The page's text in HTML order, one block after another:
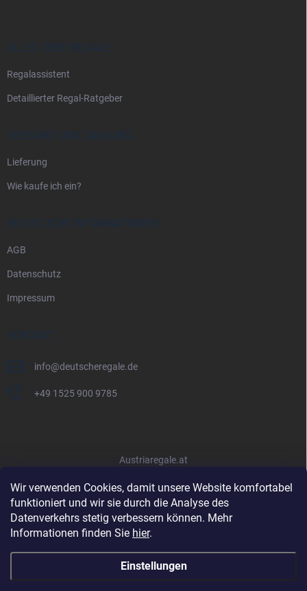
Wir verwenden Cookies, damit unsere Website komfortabel
funktioniert und wir sie durch die Analyse des
Datenverkehrs stetig verbessern können. Mehr
Informationen finden Sie hier.
Einstellungen
ALLES ÜBER REGALE
Regalassistent
Detaillierter Regal-Ratgeber
VERSAND UND ZAHLUNG
Lieferung
Wie kaufe ich ein?
RECHTLICHE INFORMATIONEN
AGB
Datenschutz
Impressum
KONTAKT
info@deutscheregale.de
+49 1525 900 9785
Austriaregale.at